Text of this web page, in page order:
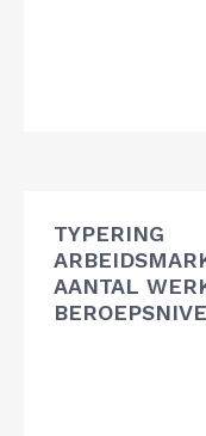
TYPERING
AANTAL